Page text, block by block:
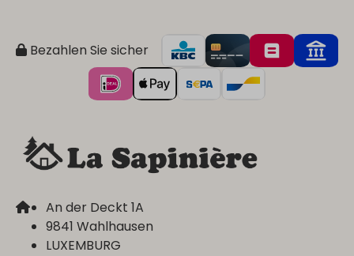
Bezahlen Sie sicher
An der Deckt 1A
9841 Wahlhausen
LUXEMBURG